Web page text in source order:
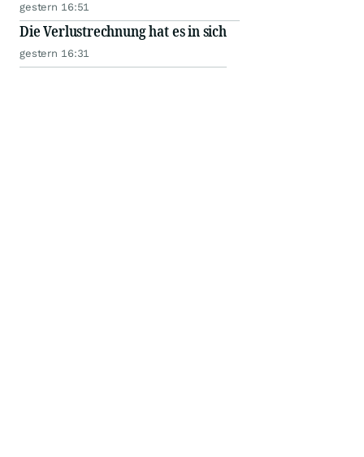
gestern 16:51
Die Verlustrechnung hat es in sich
gestern 16:31